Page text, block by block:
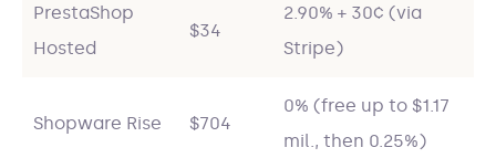
PrestaShop
Hosted
$34
2.90% + 30¢ (via
Stripe)
Shopware Rise $704
0% (free up to $1.17
mil., then 0.25%)